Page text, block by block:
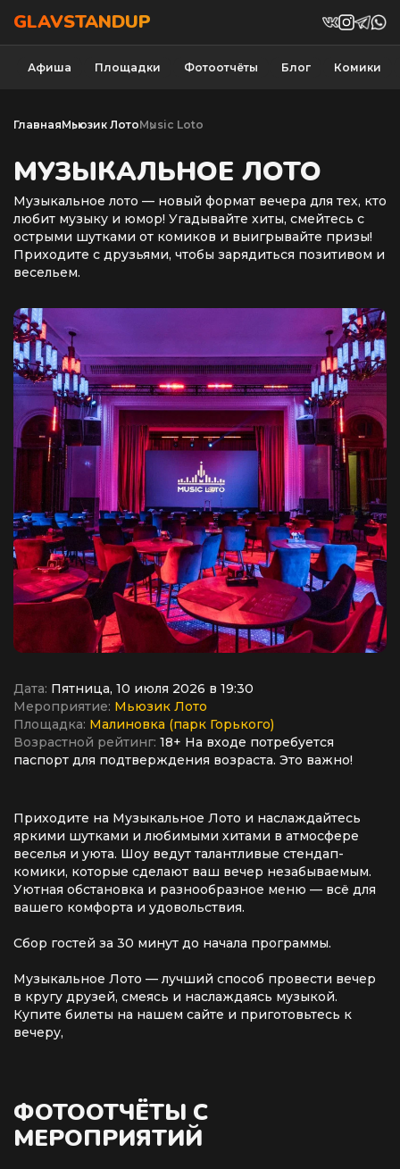
GLAVSTANDUP
Афиша Площадки Фотоотчёты Блог Комики
ГлавнаяМьюзик ЛотоMusic Loto
МУЗЫКАЛЬНОЕ ЛОТО
Музыкальное лото — новый формат вечера для тех, кто
любит музыку и юмор! Угадывайте хиты, смейтесь с
острыми шутками от комиков и выигрывайте призы!
Приходите с друзьями, чтобы зарядиться позитивом и
весельем.
Дата: Пятница, 10 июля 2026 в 19:30
Мероприятие: Мьюзик Лото
Площадка: Малиновка (парк Горького)
Возрастной рейтинг: 18+ На входе потребуется
паспорт для подтверждения возраста. Это важно!
Приходите на Музыкальное Лото и наслаждайтесь
яркими шутками и любимыми хитами в атмосфере
веселья и уюта. Шоу ведут талантливые стендап-
комики, которые сделают ваш вечер незабываемым.
Уютная обстановка и разнообразное меню — всё для
вашего комфорта и удовольствия.
Сбор гостей за 30 минут до начала программы.
Музыкальное Лото — лучший способ провести вечер
в кругу друзей, смеясь и наслаждаясь музыкой.
Купите билеты на нашем сайте и приготовьтесь к
вечеру,
ФОТООТЧЁТЫ С
МЕРОПРИЯТИЙ